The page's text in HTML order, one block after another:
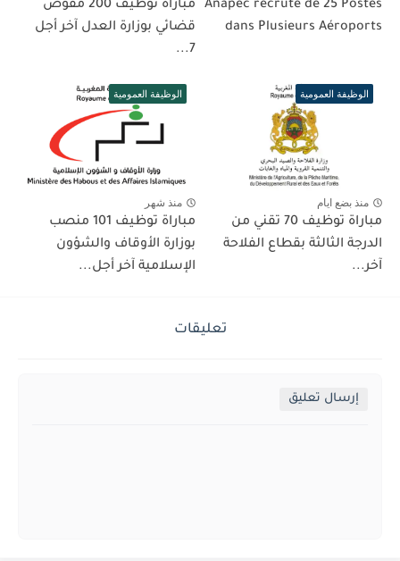
Anapec recrute de 25 Postes
dans Plusieurs Aéroports
مباراة توظيف 200 مفوض
قضائي بوزارة العدل آخر أجل
7...
الوظيفة العمومية
منذ بضع ايام
مباراة توظيف 70 تقني من
الدرجة الثالثة بقطاع الفلاحة
آخر...
الوظيفة العمومية
منذ شهر
مباراة توظيف 101 منصب
بوزارة الأوقاف والشؤون
الإسلامية آخر أجل...
تعليقات
إرسال تعليق